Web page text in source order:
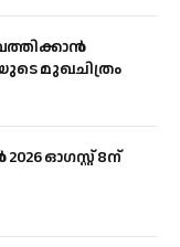
മുഖചിത്രം
ഓഗസ്റ്റ് 8ന്